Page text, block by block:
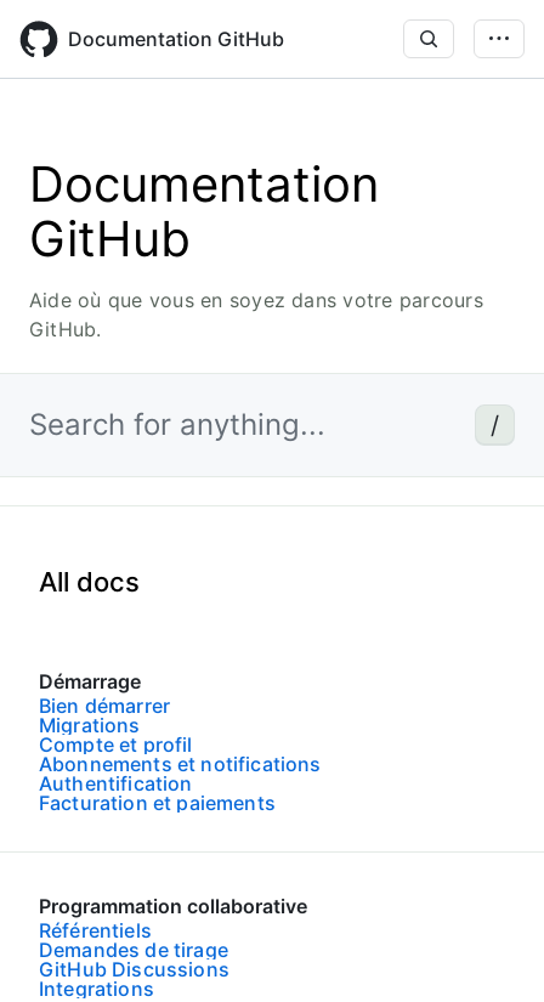
main
Documentation GitHub
Documentation
GitHub
Aide où que vous en soyez dans votre parcours
GitHub.
Search for anything... /
All docs
Démarrage
Bien démarrer
Migrations
Compte et profil
Abonnements et notifications
Authentification
Facturation et paiements
Programmation collaborative
Référentiels
Demandes de tirage
GitHub Discussions
Integrations